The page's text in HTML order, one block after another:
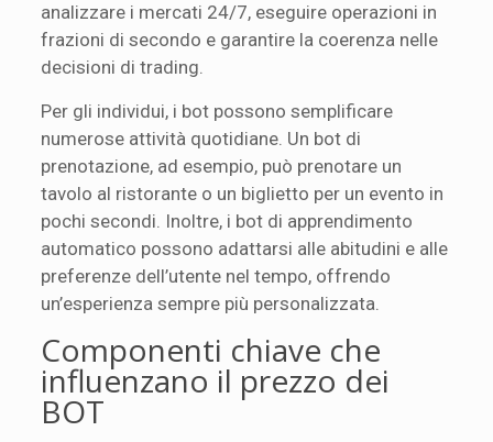
analizzare i mercati 24/7, eseguire operazioni in
frazioni di secondo e garantire la coerenza nelle
decisioni di trading.
Per gli individui, i bot possono semplificare
numerose attività quotidiane. Un bot di
prenotazione, ad esempio, può prenotare un
tavolo al ristorante o un biglietto per un evento in
pochi secondi. Inoltre, i bot di apprendimento
automatico possono adattarsi alle abitudini e alle
preferenze dell’utente nel tempo, offrendo
un’esperienza sempre più personalizzata.
Componenti chiave che
influenzano il prezzo dei
BOT